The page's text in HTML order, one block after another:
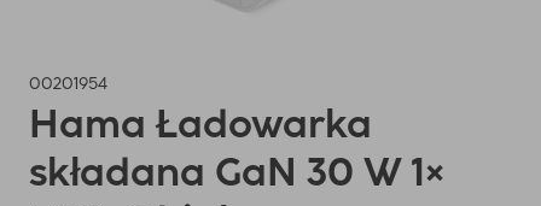
00201954
Hama Ładowarka
składana GaN 30 W 1×